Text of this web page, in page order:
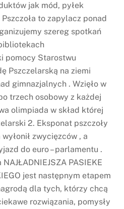
jak mód, pyłek
to zapylacz ponad
szereg spotkań
pomocy Starostwu
Pszczelarską na ziemi
gimnazjalnych . Wzięło w
trzech osobowy z każdej
olimpiada w skład której
2. Eksponat pszczoły
zwycięzców , a
do euro – parlamentu .
PASIEKE
jest następnym etapem
dla tych, którzy chcą
rozwiązania, pomysły